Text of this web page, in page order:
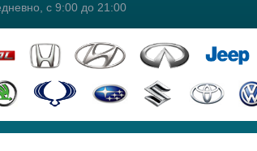
с 9:00 до 21:00